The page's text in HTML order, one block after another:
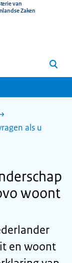
van
Zaken
Zoeken
als u
woont
en woont